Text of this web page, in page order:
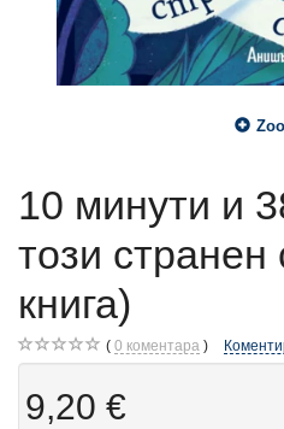
10 минути и
този странен
книга)
0 коментара
9,20 €